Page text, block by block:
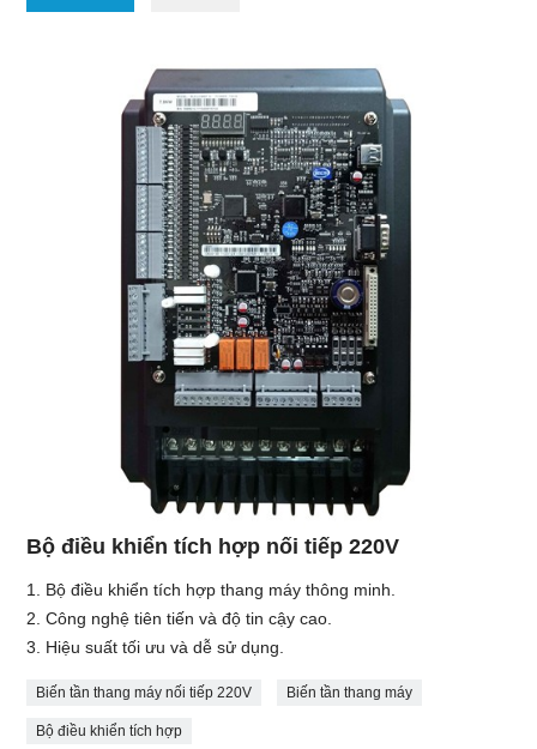
Bộ điều khiển tích hợp nối tiếp 220V
1. Bộ điều khiển tích hợp thang máy thông minh.
2. Công nghệ tiên tiến và độ tin cậy cao.
3. Hiệu suất tối ưu và dễ sử dụng.
Biến tần thang máy nối tiếp 220V Biến tần thang máy
Bộ điều khiển tích hợp